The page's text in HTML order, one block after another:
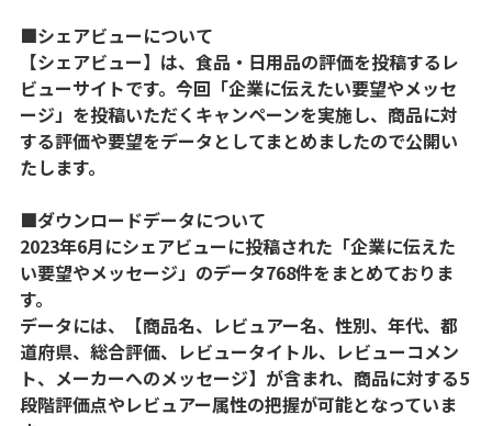
■シェアビューについて
【シェアビュー】は、食品・日用品の評価を投稿するレ
ビューサイトです。今回「企業に伝えたい要望やメッセ
ージ」を投稿いただくキャンペーンを実施し、商品に対
する評価や要望をデータとしてまとめましたので公開い
たします。
■ダウンロードデータについて
2023年6月にシェアビューに投稿された「企業に伝えた
い要望やメッセージ」のデータ768件をまとめておりま
す。
データには、【商品名、レビュアー名、性別、年代、都
道府県、総合評価、レビュータイトル、レビューコメン
ト、メーカーへのメッセージ】が含まれ、商品に対する5
段階評価点やレビュアー属性の把握が可能となっていま